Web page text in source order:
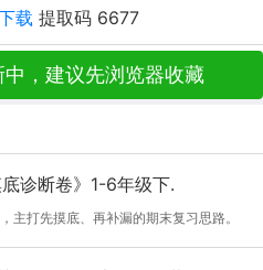
载 提取码 6677
，建议先浏览器收藏
诊断卷》1-6年级下.
主打先摸底、再补漏的期末复习思路。